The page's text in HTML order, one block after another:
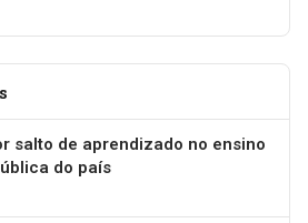
salto de aprendizado no ensino
do país